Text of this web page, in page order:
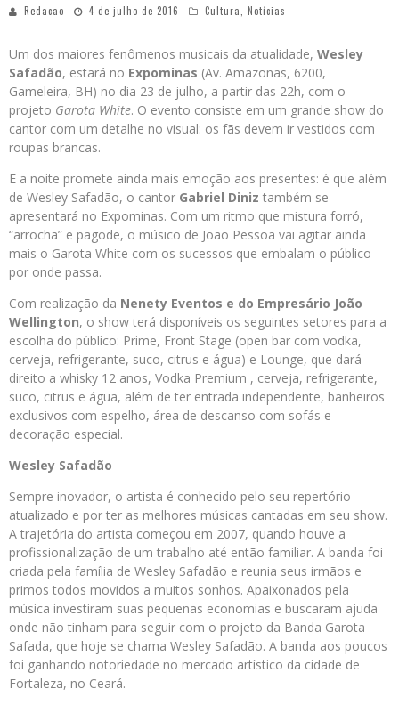
Redacao 4 de julho de 2016 Cultura Notícias
Um dos maiores fenômenos musicais da atualidade, Wesley
Safadão, estará no Expominas (Av. Amazonas, 6200,
Gameleira, BH) no dia 23 de julho, a partir das 22h, com o
projeto Garota White. O evento consiste em um grande show do
cantor com um detalhe no visual: os fãs devem ir vestidos com
roupas brancas.
E a noite promete ainda mais emoção aos presentes: é que além
de Wesley Safadão, o cantor Gabriel Diniz também se
apresentará no Expominas. Com um ritmo que mistura forró,
“arrocha” e pagode, o músico de João Pessoa vai agitar ainda
mais o Garota White com os sucessos que embalam o público
por onde passa.
Com realização da Nenety Eventos e do Empresário João
Wellington, o show terá disponíveis os seguintes setores para a
escolha do público: Prime, Front Stage (open bar com vodka,
cerveja, refrigerante, suco, citrus e água) e Lounge, que dará
direito a whisky 12 anos, Vodka Premium , cerveja, refrigerante,
suco, citrus e água, além de ter entrada independente, banheiros
exclusivos com espelho, área de descanso com sofás e
decoração especial.
Wesley Safadão
Sempre inovador, o artista é conhecido pelo seu repertório
atualizado e por ter as melhores músicas cantadas em seu show.
A trajetória do artista começou em 2007, quando houve a
profissionalização de um trabalho até então familiar. A banda foi
criada pela família de Wesley Safadão e reunia seus irmãos e
primos todos movidos a muitos sonhos. Apaixonados pela
música investiram suas pequenas economias e buscaram ajuda
onde não tinham para seguir com o projeto da Banda Garota
Safada, que hoje se chama Wesley Safadão. A banda aos poucos
foi ganhando notoriedade no mercado artístico da cidade de
Fortaleza, no Ceará.